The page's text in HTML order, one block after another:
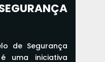
de Segurança
uma iniciativa